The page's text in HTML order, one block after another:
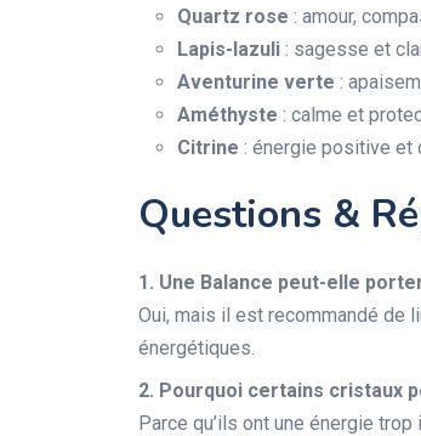
Quartz rose : amour,
Lapis-lazuli : sagesse et
Aventurine verte :
Améthyste : calme et
Citrine : énergie positive et
Questions &
1. Une Balance peut-elle
Oui, mais il est recommandé de
énergétiques.
2. Pourquoi certains cristaux
Parce qu’ils ont une énergie